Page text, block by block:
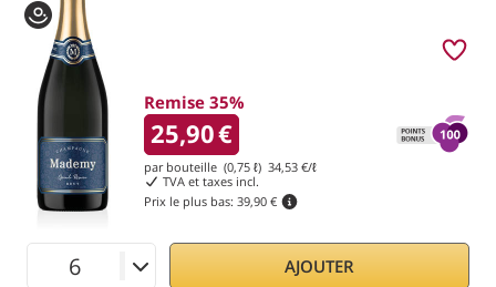
Remise 35%
25,90€
par bouteille (0,75 ℓ) 34,53 €/ℓ
TVA et taxes incl.
Prix le plus bas: 39,90 €
AJOUTER